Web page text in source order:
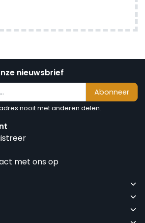
nieuwsbrief
Abonneer
nooit met anderen delen.
met ons op